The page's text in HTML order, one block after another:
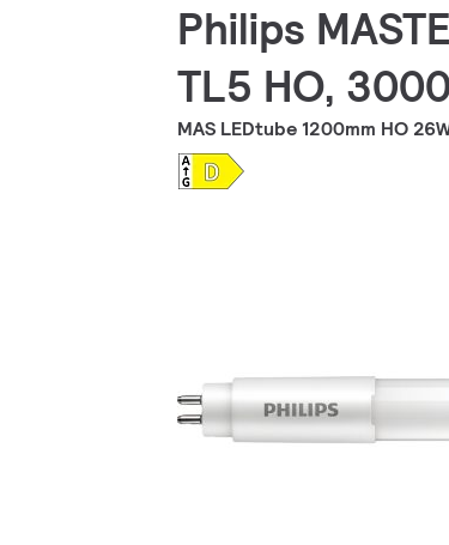
Philips
TL5 HO,
MAS LEDtube 1200mm HO